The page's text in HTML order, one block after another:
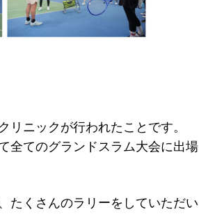
ニックが行われたことです。
全てのグランドスラム大会に出場
たくさんのラリーをしていただい